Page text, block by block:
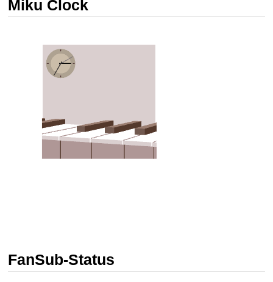
Miku Clock
FanSub-Status